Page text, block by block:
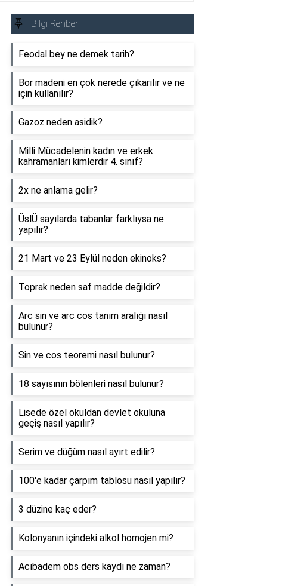
Bilgi Rehberi
Feodal bey ne demek tarih?
Bor madeni en çok nerede çıkarılır ve ne
için kullanılır?
Gazoz neden asidik?
Milli Mücadelenin kadın ve erkek
kahramanları kimlerdir 4. sınıf?
2x ne anlama gelir?
ÜslÜ sayılarda tabanlar farklıysa ne
yapılır?
21 Mart ve 23 Eylül neden ekinoks?
Toprak neden saf madde değildir?
Arc sin ve arc cos tanım aralığı nasıl
bulunur?
Sin ve cos teoremi nasıl bulunur?
18 sayısının bölenleri nasıl bulunur?
Lisede özel okuldan devlet okuluna
geçiş nasıl yapılır?
Serim ve düğüm nasıl ayırt edilir?
100'e kadar çarpım tablosu nasıl yapılır?
3 düzine kaç eder?
Kolonyanın içindeki alkol homojen mi?
Acıbadem obs ders kaydı ne zaman?